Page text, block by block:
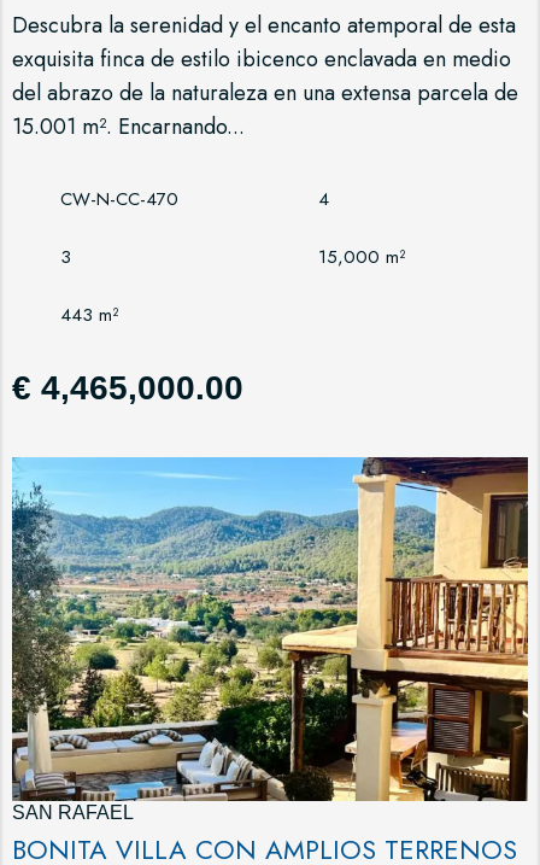
Descubra la serenidad y el encanto atemporal de esta
exquisita finca de estilo ibicenco enclavada en medio
del abrazo de la naturaleza en una extensa parcela de
15.001 m². Encarnando...
CW-N-CC-470 4
3 15,000 m²
443 m²
€ 4,465,000.00
SAN RAFAEL
BONITA VILLA CON AMPLIOS TERRENOS